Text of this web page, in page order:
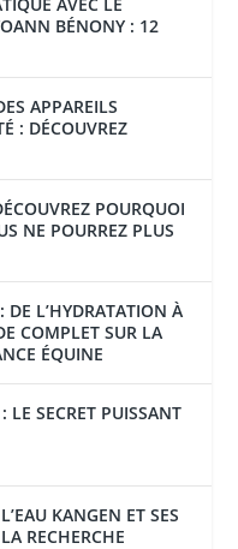
BÉNONY : 12
APPAREILS
: DÉCOUVREZ
POURQUOI
NE POURREZ PLUS
DE L’HYDRATATION À
COMPLET SUR LA
ÉQUINE
LE SECRET PUISSANT
KANGEN ET SES
RECHERCHE